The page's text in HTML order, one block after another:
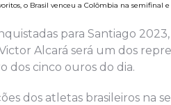
o Brasil venceu a Colômbia na
para Santiago
Alcará será um dos
dos cinco ouros do dia.
dos atletas brasileiros na